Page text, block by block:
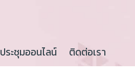
ประชุมออนไลน์ ติดต่อเรา